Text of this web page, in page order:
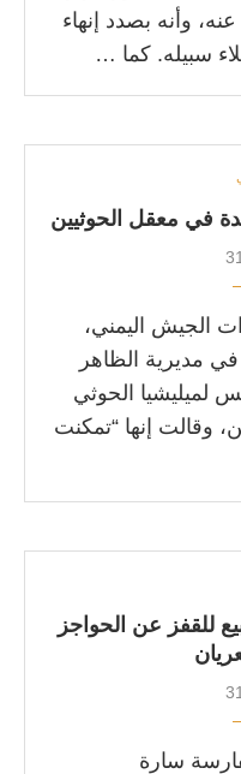
وأنه بصدد إنهاء
سبيله. كما …
في معقل الحوثيين
الجيش اليمني،
مديرية الظاهر
لميليشيا الحوثي
وقالت إنها “تمكنت
للقفز عن الحواجز
سارة